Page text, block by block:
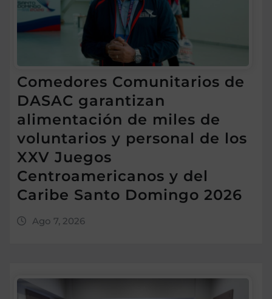
Comedores Comunitarios de
DASAC garantizan
alimentación de miles de
voluntarios y personal de los
XXV Juegos
Centroamericanos y del
Caribe Santo Domingo 2026
Ago 7, 2026